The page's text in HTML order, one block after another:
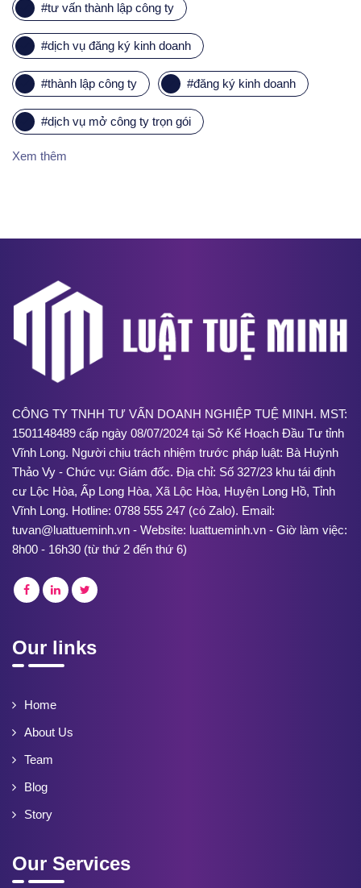
#tư vấn thành lập công ty
#dịch vụ đăng ký kinh doanh
#thành lập công ty #đăng ký kinh doanh
#dịch vụ mở công ty trọn gói
Xem thêm
CÔNG TY TNHH TƯ VẤN DOANH NGHIỆP TUỆ MINH. MST:
1501148489 cấp ngày 08/07/2024 tại Sở Kế Hoạch Đầu Tư tỉnh
Vĩnh Long. Người chịu trách nhiệm trước pháp luật: Bà Huỳnh
Thảo Vy - Chức vụ: Giám đốc. Địa chỉ: Số 327/23 khu tái định
cư Lộc Hòa, Ấp Long Hòa, Xã Lộc Hòa, Huyện Long Hồ, Tỉnh
Vĩnh Long. Hotline: 0788 555 247 (có Zalo). Email:
tuvan@luattueminh.vn - Website: luattueminh.vn - Giờ làm việc:
8h00 - 16h30 (từ thứ 2 đến thứ 6)
Our links
Home
About Us
Team
Blog
Story
Our Services